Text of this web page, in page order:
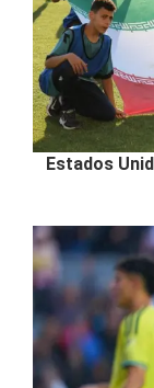
Estados